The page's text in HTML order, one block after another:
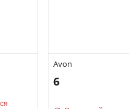
Avon
6